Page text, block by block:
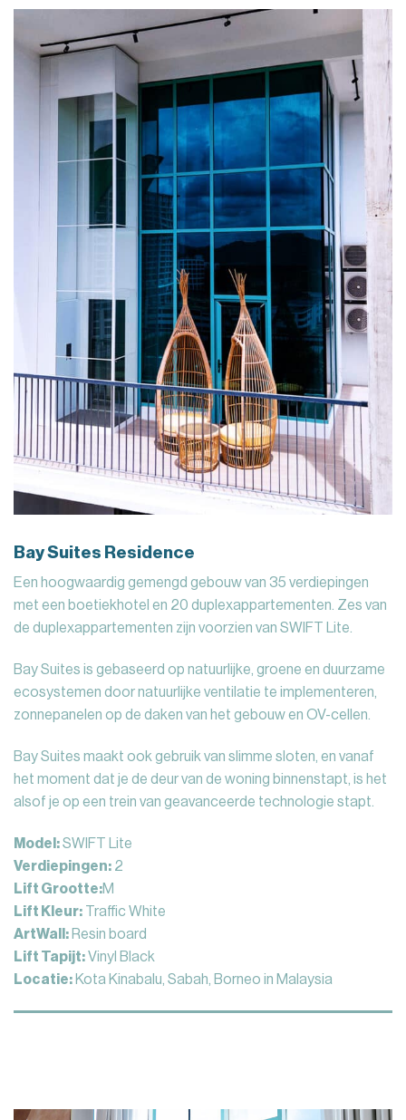
Bay Suites Residence
Een hoogwaardig gemengd gebouw van 35 verdiepingen
met een boetiekhotel en 20 duplexappartementen. Zes van
de duplexappartementen zijn voorzien van SWIFT Lite.
Bay Suites is gebaseerd op natuurlijke, groene en duurzame
ecosystemen door natuurlijke ventilatie te implementeren,
zonnepanelen op de daken van het gebouw en OV-cellen.
Bay Suites maakt ook gebruik van slimme sloten, en vanaf
het moment dat je de deur van de woning binnenstapt, is het
alsof je op een trein van geavanceerde technologie stapt.
Model:SWIFT Lite
Verdiepingen: 2
Lift Grootte:M
Lift Kleur: Traffic White
ArtWall: Resin board
Lift Tapijt:Vinyl Black
Locatie: Kota Kinabalu, Sabah, Borneo in Malaysia